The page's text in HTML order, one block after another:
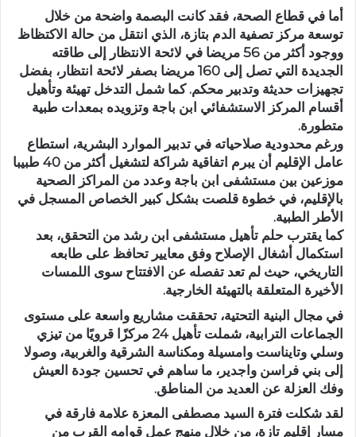
أما في قطاع الصحة، فقد كانت البصمة واضحة من خلال
توسعة مركز تصفية الدم بتازة، الذي انتقل من حالة الاكتظاظ
ووجود أكثر من 56 مريضا في لائحة الانتظار إلى
طاقته
الجديدة التي تصل إلى 160 مريضا بصفر لائحة انتظار
، بفضل
تجهيزات حديثة وتدبير محكم. كما شمل التدخل تهيئة وتأهيل
أقسام المركز الاستشفائي ابن باجة وتزويده بمعدات طبية
متطورة.
ورغم محدودية صلاحياته في تدبير الموارد البشرية، استطاع
عامل الإقليم أن يبرم اتفاقية شراكة لتشغيل أكثر من 40 طبيبا
موزعين بين مستشفى ابن باجة وعدد من المراكز الصحية
بالإقليم، في خطوة قلصت بشكل كبير الخصاص المسجل في
الأطر الطبية.
كما يقترب حلم تأهيل مستشفى ابن رشد من التحقق، بعد
استكمال أشغال الإصلاح وفق معايير تحافظ على طابعه
التاريخي، حيث لم تعد تفصله عن الافتتاح سوى اللمسات
الأخيرة المتعلقة بالتهيئة الخارجية.
في مجال البنية التحتية، تحققت مشاريع واسعة على مستوى
الجماعات الترابية، شملت تأهيل 24 مركزًا قرويًا
من تيزي
وسلي وتايناست وامسيلة ومكناسة الشرقية والغربية، وصولا
إلى بني فراسن واجدير، ما ساهم في تحسين جودة العيش
وفك العزلة عن العديد من المناطق.
لقد شكلت فترة السيد مصطفى المعزة علامة فارقة في
مسار إقليم تازة، من خلال منهج عمل قوامه القرب من